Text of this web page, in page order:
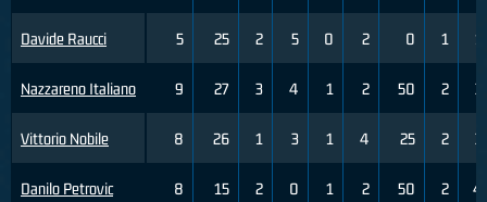
Davide Raucci
Nazzareno Italiano
Vittorio Nobile
Danilo Petrovic
5 25 2 5 0 2 0 1 1
9 27 3 4 1 2 50 2 3
8 26 1 3 1 4 25 2 3
8 15 2 0 1 2 50 2 4